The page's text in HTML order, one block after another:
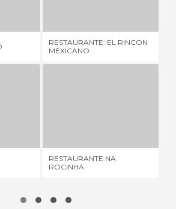
RESTAURANTE: EL RINCON
MEXICANO
RESTAURANTE NA
ROCINHA